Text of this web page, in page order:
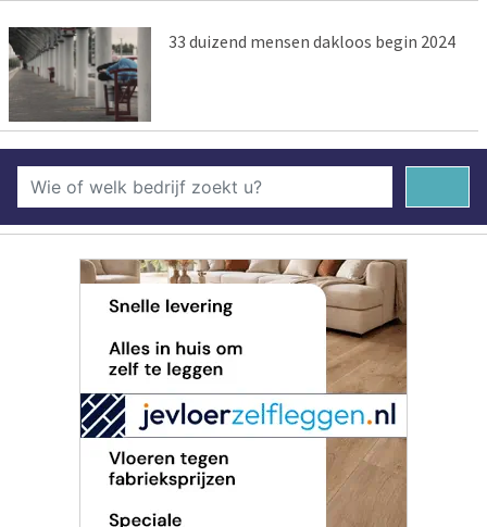
33 duizend mensen dakloos begin 2024